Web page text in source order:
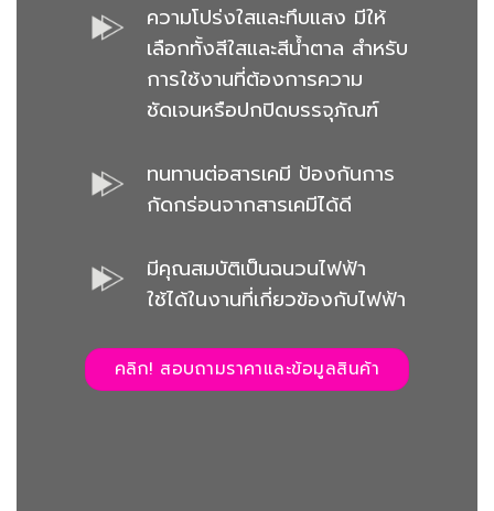
ความโปร่งใสและทึบแสง มีให้
เลือกทั้งสีใสและสีน้ำตาล สำหรับ
การใช้งานที่ต้องการความ
ชัดเจนหรือปกปิดบรรจุภัณฑ์
ทนทานต่อสารเคมี ป้องกันการ
กัดกร่อนจากสารเคมีได้ดี
มีคุณสมบัติเป็นฉนวนไฟฟ้า
ใช้ได้ในงานที่เกี่ยวข้องกับไฟฟ้า
คลิก! สอบถามราคาและข้อมูลสินค้า